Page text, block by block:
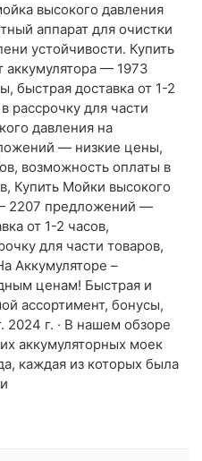
высокого давления
аппарат для очистки
устойчивости. Купить
аккумулятора — 1973
быстрая доставка от 1-2
рассрочку для части
давления на
— низкие цены,
возможность оплаты в
Купить Мойки высокого
2207 предложений —
от 1-2 часов,
для части товаров,
Аккумуляторе –
ценам! Быстрая и
ассортимент, бонусы,
2024 г. · В нашем обзоре
аккумуляторных моек
каждая из которых была